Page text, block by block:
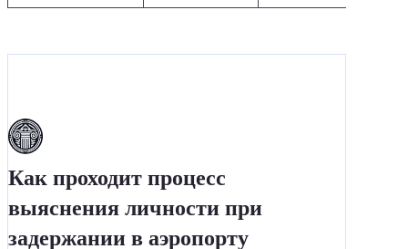
Как проходит процесс
выяснения личности при
задержании в аэропорту